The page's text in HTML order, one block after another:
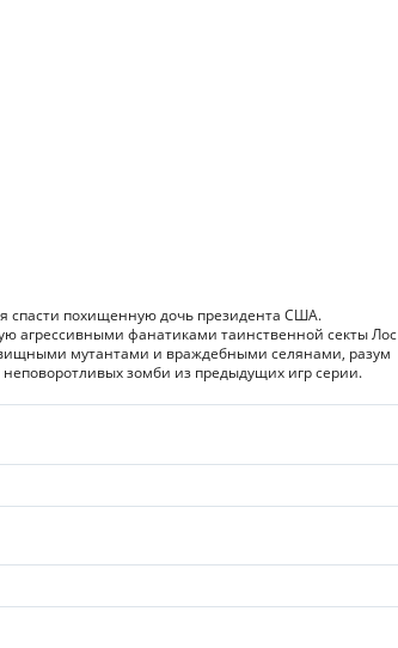
спасти похищенную дочь президента США.
агрессивными фанатиками таинственной секты Лос
мутантами и враждебными селянами, разум
зомби из предыдущих игр серии.